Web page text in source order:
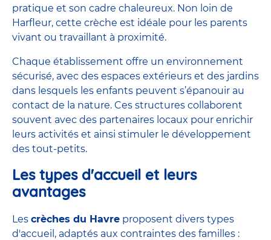
pratique et son cadre chaleureux. Non loin de
Harfleur, cette crèche est idéale pour les parents
vivant ou travaillant à proximité.
Chaque établissement offre un environnement
sécurisé, avec des espaces extérieurs et des jardins
dans lesquels les enfants peuvent s’épanouir au
contact de la nature. Ces structures collaborent
souvent avec des partenaires locaux pour enrichir
leurs activités et ainsi stimuler le développement
des tout-petits.
Les types d'accueil et leurs
avantages
Les crèches du Havre proposent divers types
d'accueil, adaptés aux contraintes des familles :